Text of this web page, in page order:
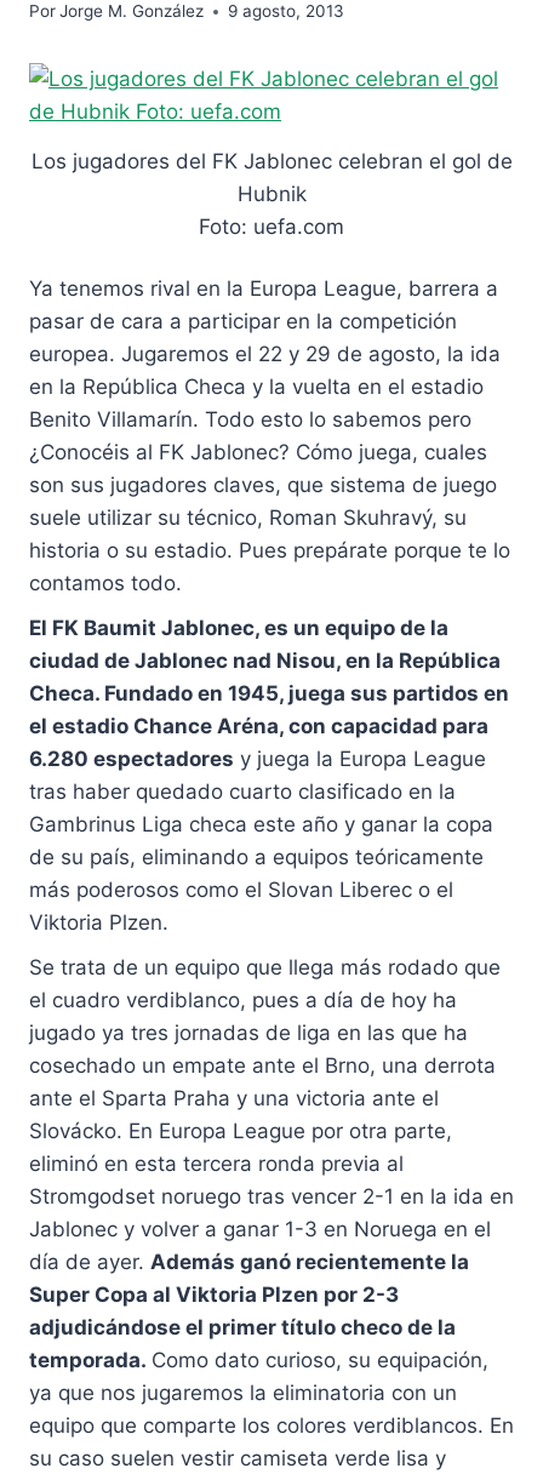
PorJorge M. González 9 agosto, 2013
Los jugadores del FK Jablonec celebran el gol de
Hubnik
Foto: uefa.com
Ya tenemos rival en la Europa League, barrera a
pasar de cara a participar en la competición
europea. Jugaremos el 22 y 29 de agosto, la ida
en la República Checa y la vuelta en el estadio
Benito Villamarín. Todo esto lo sabemos pero
¿Conocéis al FK Jablonec? Cómo juega, cuales
son sus jugadores claves, que sistema de juego
suele utilizar su técnico, Roman Skuhravý, su
historia o su estadio. Pues prepárate porque te lo
contamos todo.
El FK Baumit Jablonec, es un equipo de la
ciudad de Jablonec nad Nisou, en la República
Checa. Fundado en 1945, juega sus partidos en
el estadio Chance Aréna, con capacidad para
6.280 espectadores y juega la Europa League
tras haber quedado cuarto clasificado en la
Gambrinus Liga checa este año y ganar la copa
de su país, eliminando a equipos teóricamente
más poderosos como el Slovan Liberec o el
Viktoria Plzen.
Se trata de un equipo que llega más rodado que
el cuadro verdiblanco, pues a día de hoy ha
jugado ya tres jornadas de liga en las que ha
cosechado un empate ante el Brno, una derrota
ante el Sparta Praha y una victoria ante el
Slovácko. En Europa League por otra parte,
eliminó en esta tercera ronda previa al
Stromgodset noruego tras vencer 2-1 en la ida en
Jablonec y volver a ganar 1-3 en Noruega en el
día de ayer. Además ganó recientemente la
Super Copa al Viktoria Plzen por 2-3
adjudicándose el primer título checo de la
temporada. Como dato curioso, su equipación,
ya que nos jugaremos la eliminatoria con un
equipo que comparte los colores verdiblancos. En
su caso suelen vestir camiseta verde lisa y